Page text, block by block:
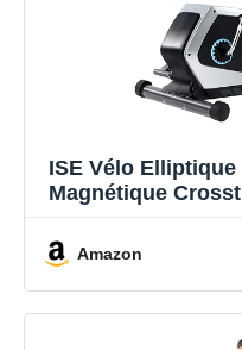
ISE Vélo
Magnétique
Niveaux
KG, SY-9801
Amazon